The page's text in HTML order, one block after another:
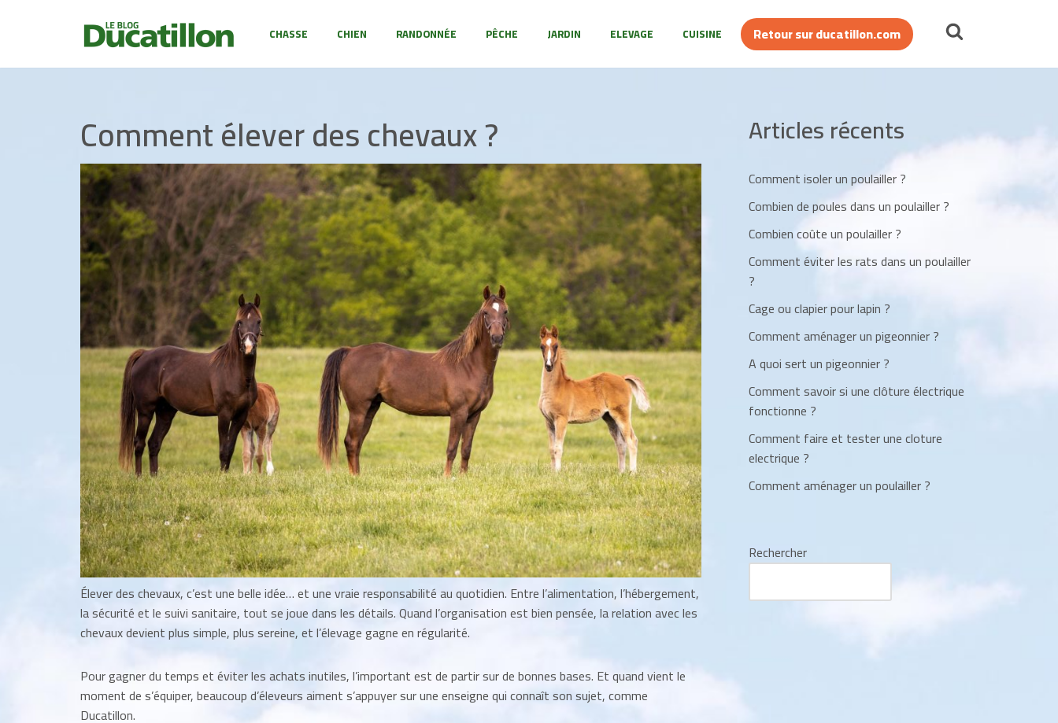
au
CHASSE CHIEN RANDONNÉE PÊCHE JARDIN ELEVAGE CUISINE Retour sur ducatillon.com
Comment élever des chevaux ?
Élever des chevaux, c’est une belle idée… et une vraie responsabilité au quotidien. Entre l’alimentation, l’hébergement,
la sécurité et le suivi sanitaire, tout se joue dans les détails. Quand l’organisation est bien pensée, la relation avec les
chevaux devient plus simple, plus sereine, et l’élevage gagne en régularité.
Pour gagner du temps et éviter les achats inutiles, l’important est de partir sur de bonnes bases. Et quand vient le
moment de s’équiper, beaucoup d’éleveurs aiment s’appuyer sur une enseigne qui connaît son sujet, comme
Ducatillon.
Articles récents
Comment isoler un poulailler ?
Combien de poules dans un poulailler ?
Combien coûte un poulailler ?
Comment éviter les rats dans un poulailler
?
Cage ou clapier pour lapin ?
Comment aménager un pigeonnier ?
A quoi sert un pigeonnier ?
Comment savoir si une clôture électrique
fonctionne ?
Comment faire et tester une cloture
electrique ?
Comment aménager un poulailler ?
Rechercher